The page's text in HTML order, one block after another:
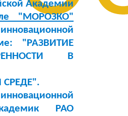
Академии
"МОРОЗКО"
"РАЗВИТИЕ
В
.
РАО